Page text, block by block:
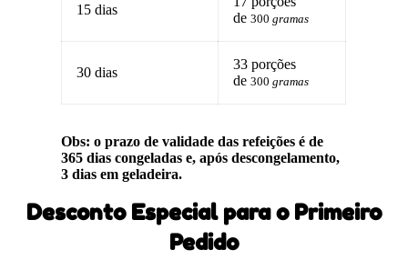
15 dias
de300gramas
30 dias
33 porções
de300gramas
Obs: o prazo de validade das refeições é de
365 dias congeladas e, após descongelamento,
3 dias em geladeira.
Desconto Especial para o Primeiro
Pedido